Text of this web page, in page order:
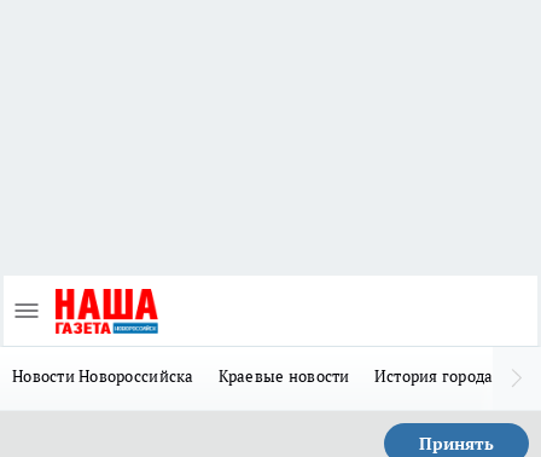
Новости Новороссийска Краевые новости История города Н
Принять